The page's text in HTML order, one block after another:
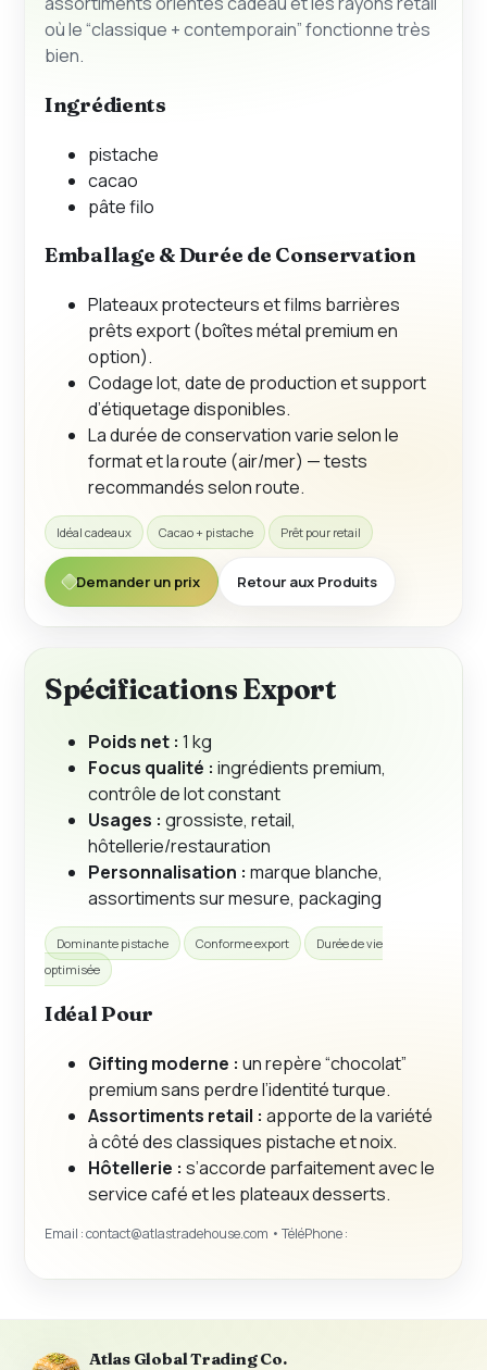
où le “classique + contemporain” fonctionne très
bien.
Ingrédients
pistache
cacao
pâte filo
Emballage & Durée de Conservation
Plateaux protecteurs et films barrières
prêts export (boîtes métal premium en
option).
Codage lot, date de production et support
d’étiquetage disponibles.
La durée de conservation varie selon le
format et la route (air/mer) — tests
recommandés selon route.
Idéal cadeaux Cacao + pistache Prêt pour retail
Demander un prix Retour aux Produits
Spécifications Export
Poids net : 1 kg
Focus qualité : ingrédients premium,
contrôle de lot constant
Usages : grossiste, retail,
hôtellerie/restauration
Personnalisation : marque blanche,
assortiments sur mesure, packaging
Dominante pistache Conforme export
Durée de vie
optimisée
Idéal Pour
Gifting moderne : un repère “chocolat”
premium sans perdre l’identité turque.
Assortiments retail : apporte de la variété
à côté des classiques pistache et noix.
Hôtellerie : s’accorde parfaitement avec le
service café et les plateaux desserts.
Email :contact@atlastradehouse.com • TéléPhone :
Atlas Global Trading Co.